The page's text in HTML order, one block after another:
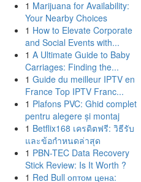
1 Marijuana for Availability:
Your Nearby Choices
1 How to Elevate Corporate
and Social Events with...
1 A Ultimate Guide to Baby
Carriages: Finding the...
1 Guide du meilleur IPTV en
France Top IPTV Franc...
1 Plafons PVC: Ghid complet
pentru alegere și montaj
1 Betflix168 เครดิตฟรี: วิธีรับ
และข้อกำหนดล่าสุด
1 PBN-TEC Data Recovery
Stick Review: Is It Worth ?
1 Red Bull оптом цена: